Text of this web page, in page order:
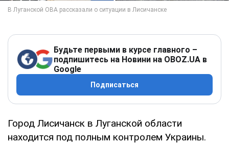
Будьте первыми в курсе главного –
подпишитесь на Новини на OBOZ.UA в
Google
Подписаться
Город Лисичанск в Луганской области
находится под полным контролем Украины.